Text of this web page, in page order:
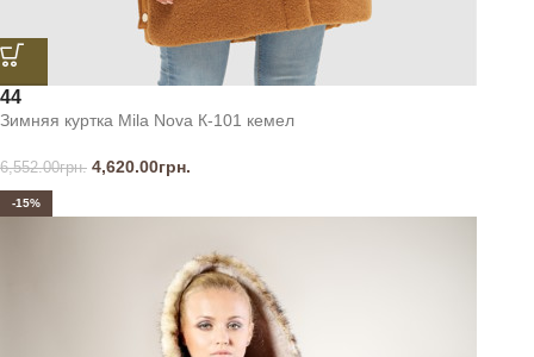
44
Зимняя куртка Mila Nova К-101 кемел
6,552.00грн. 4,620.00грн.
-15%